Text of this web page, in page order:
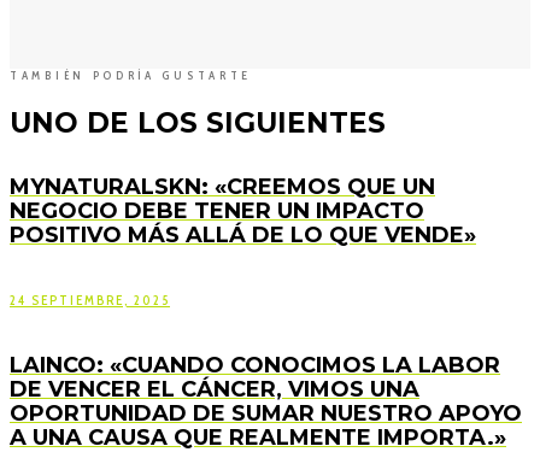
TAMBIÉN PODRÍA GUSTARTE
UNO DE LOS SIGUIENTES
MYNATURALSKN: «CREEMOS QUE UN
NEGOCIO DEBE TENER UN IMPACTO
POSITIVO MÁS ALLÁ DE LO QUE VENDE»
24 SEPTIEMBRE, 2025
LAINCO: «CUANDO CONOCIMOS LA LABOR
DE VENCER EL CÁNCER, VIMOS UNA
OPORTUNIDAD DE SUMAR NUESTRO APOYO
A UNA CAUSA QUE REALMENTE IMPORTA.»